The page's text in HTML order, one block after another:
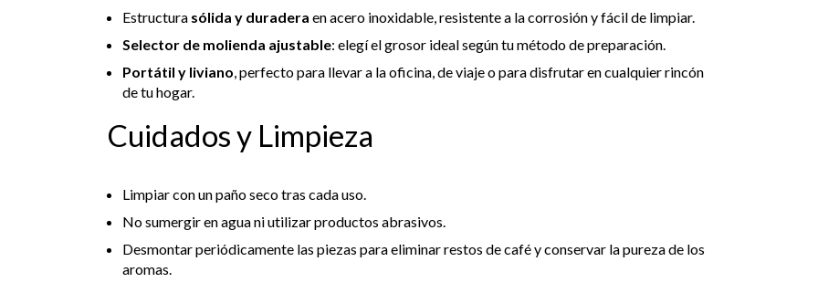
Estructura sólida y duradera en acero inoxidable, resistente a la corrosión y fácil de limpiar.
Selector de molienda ajustable: elegí el grosor ideal según tu método de preparación.
Portátil y liviano, perfecto para llevar a la oficina, de viaje o para disfrutar en cualquier rincón
de tu hogar.
Cuidados y Limpieza
Limpiar con un paño seco tras cada uso.
No sumergir en agua ni utilizar productos abrasivos.
Desmontar periódicamente las piezas para eliminar restos de café y conservar la pureza de los
aromas.